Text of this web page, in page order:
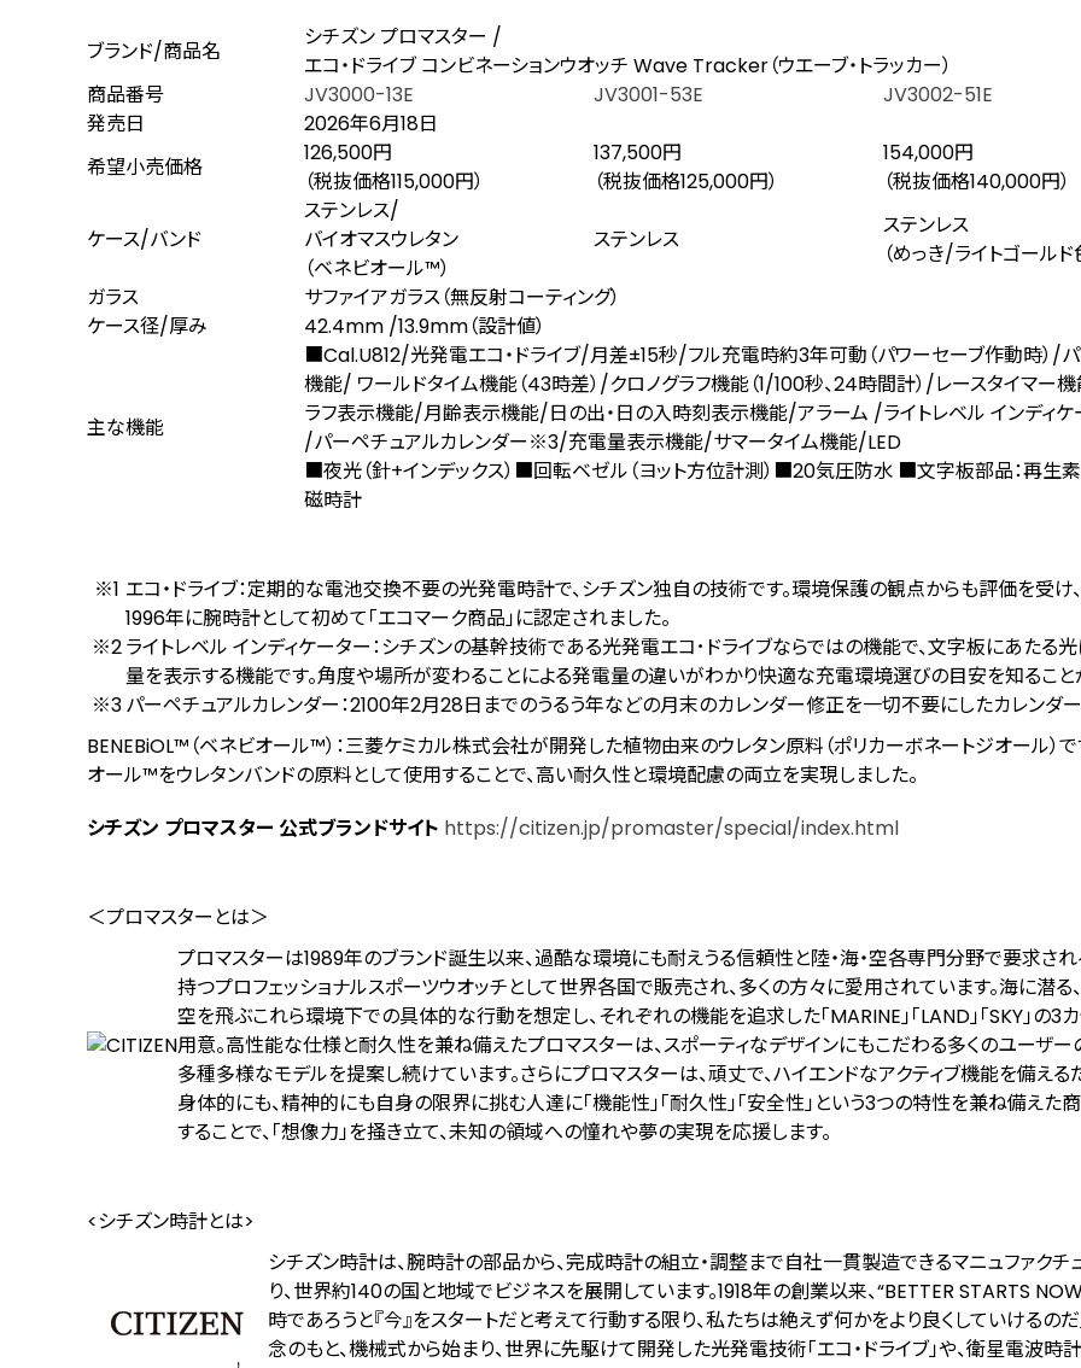
ブランド/商品名
シチズン プロマスター /
エコ・ドライブ コンビネーションウオッチ Wave Tracker（ウエーブ・トラッカー）
商品番号
JV3000-13E JV3001-53E
JV3002-51E
発売日
2026年6月18日
希望小売価格
126,500円
（税抜価格115,000円）
137,500円
（税抜価格125,000円）
154,000円
（税抜価格140,000円）
ケース/バンド
ステンレス/
バイオマスウレタン
（ベネビオール™）
ステンレス
ステンレス
（めっき/ライトゴールド
ガラス
サファイアガラス（無反射コーティング）
ケース径/厚み
42.4mm /13.9mm（設計値）
主な機能
■Cal.U812/光発電エコ・ドライブ/月差±15秒/フル充電時約3年可動（パワーセーブ作動時）/
機能/ ワールドタイム機能（43時差）/クロノグラフ機能（1/100秒、24時間計）/レースタイマー
ラフ表示機能/月齢表示機能/日の出・日の入時刻表示機能/アラーム /ライトレベル インディケ
/パーペチュアルカレンダー※3/充電量表示機能/サマータイム機能/LED
■夜光（針+インデックス）■回転ベゼル（ヨット方位計測）■20気圧防水 ■文字板部品：再生
磁時計
エコ・ドライブ：定期的な電池交換不要の光発電時計で、シチズン独自の技術です。環境保護の観点からも評価を受け
1996年に腕時計として初めて「エコマーク商品」に認定されました。
ライトレベル インディケーター：シチズンの基幹技術である光発電エコ･ドライブならではの機能で、文字板にあたる
量を表示する機能です。角度や場所が変わることによる発電量の違いがわかり快適な充電環境選びの目安を知ること
パーペチュアルカレンダー：2100年2月28日までのうるう年などの月末のカレンダー修正を一切不要にしたカレンダ
BENEBiOL™（ベネビオール™）：三菱ケミカル株式会社が開発した植物由来のウレタン原料（ポリカーボネートジオール）で
オール™をウレタンバンドの原料として使用することで、高い耐久性と環境配慮の両立を実現しました。
シチズン プロマスター 公式ブランドサイト https://citizen.jp/promaster/special/index.html
＜プロマスターとは＞
プロマスターは1989年のブランド誕生以来、過酷な環境にも耐えうる信頼性と陸・海・空各専門分野で要求さ
持つプロフェッショナルスポーツウオッチとして世界各国で販売され、多くの方々に愛用されています。海に潜る
空を飛ぶ――これら環境下での具体的な行動を想定し、それぞれの機能を追求した「MARINE」「LAND」「SKY」の3
用意。高性能な仕様と耐久性を兼ね備えたプロマスターは、スポーティなデザインにもこだわる多くのユーザー
多種多様なモデルを提案し続けています。さらにプロマスターは、頑丈で、ハイエンドなアクティブ機能を備える
身体的にも、精神的にも自身の限界に挑む人達に「機能性」「耐久性」「安全性」という3つの特性を兼ね備えた
することで、「想像力」を掻き立て、未知の領域への憧れや夢の実現を応援します。
<シチズン時計とは>
シチズン時計は、腕時計の部品から、完成時計の組立・調整まで自社一貫製造できるマニュファクチ
り、世界約140の国と地域でビジネスを展開しています。1918年の創業以来、“BETTER STARTS
時であろうと『今』をスタートだと考えて行動する限り、私たちは絶えず何かをより良くしていけるのだ
念のもと、機械式から始まり、世界に先駆けて開発した光発電技術「エコ・ドライブ」や、衛星電波時